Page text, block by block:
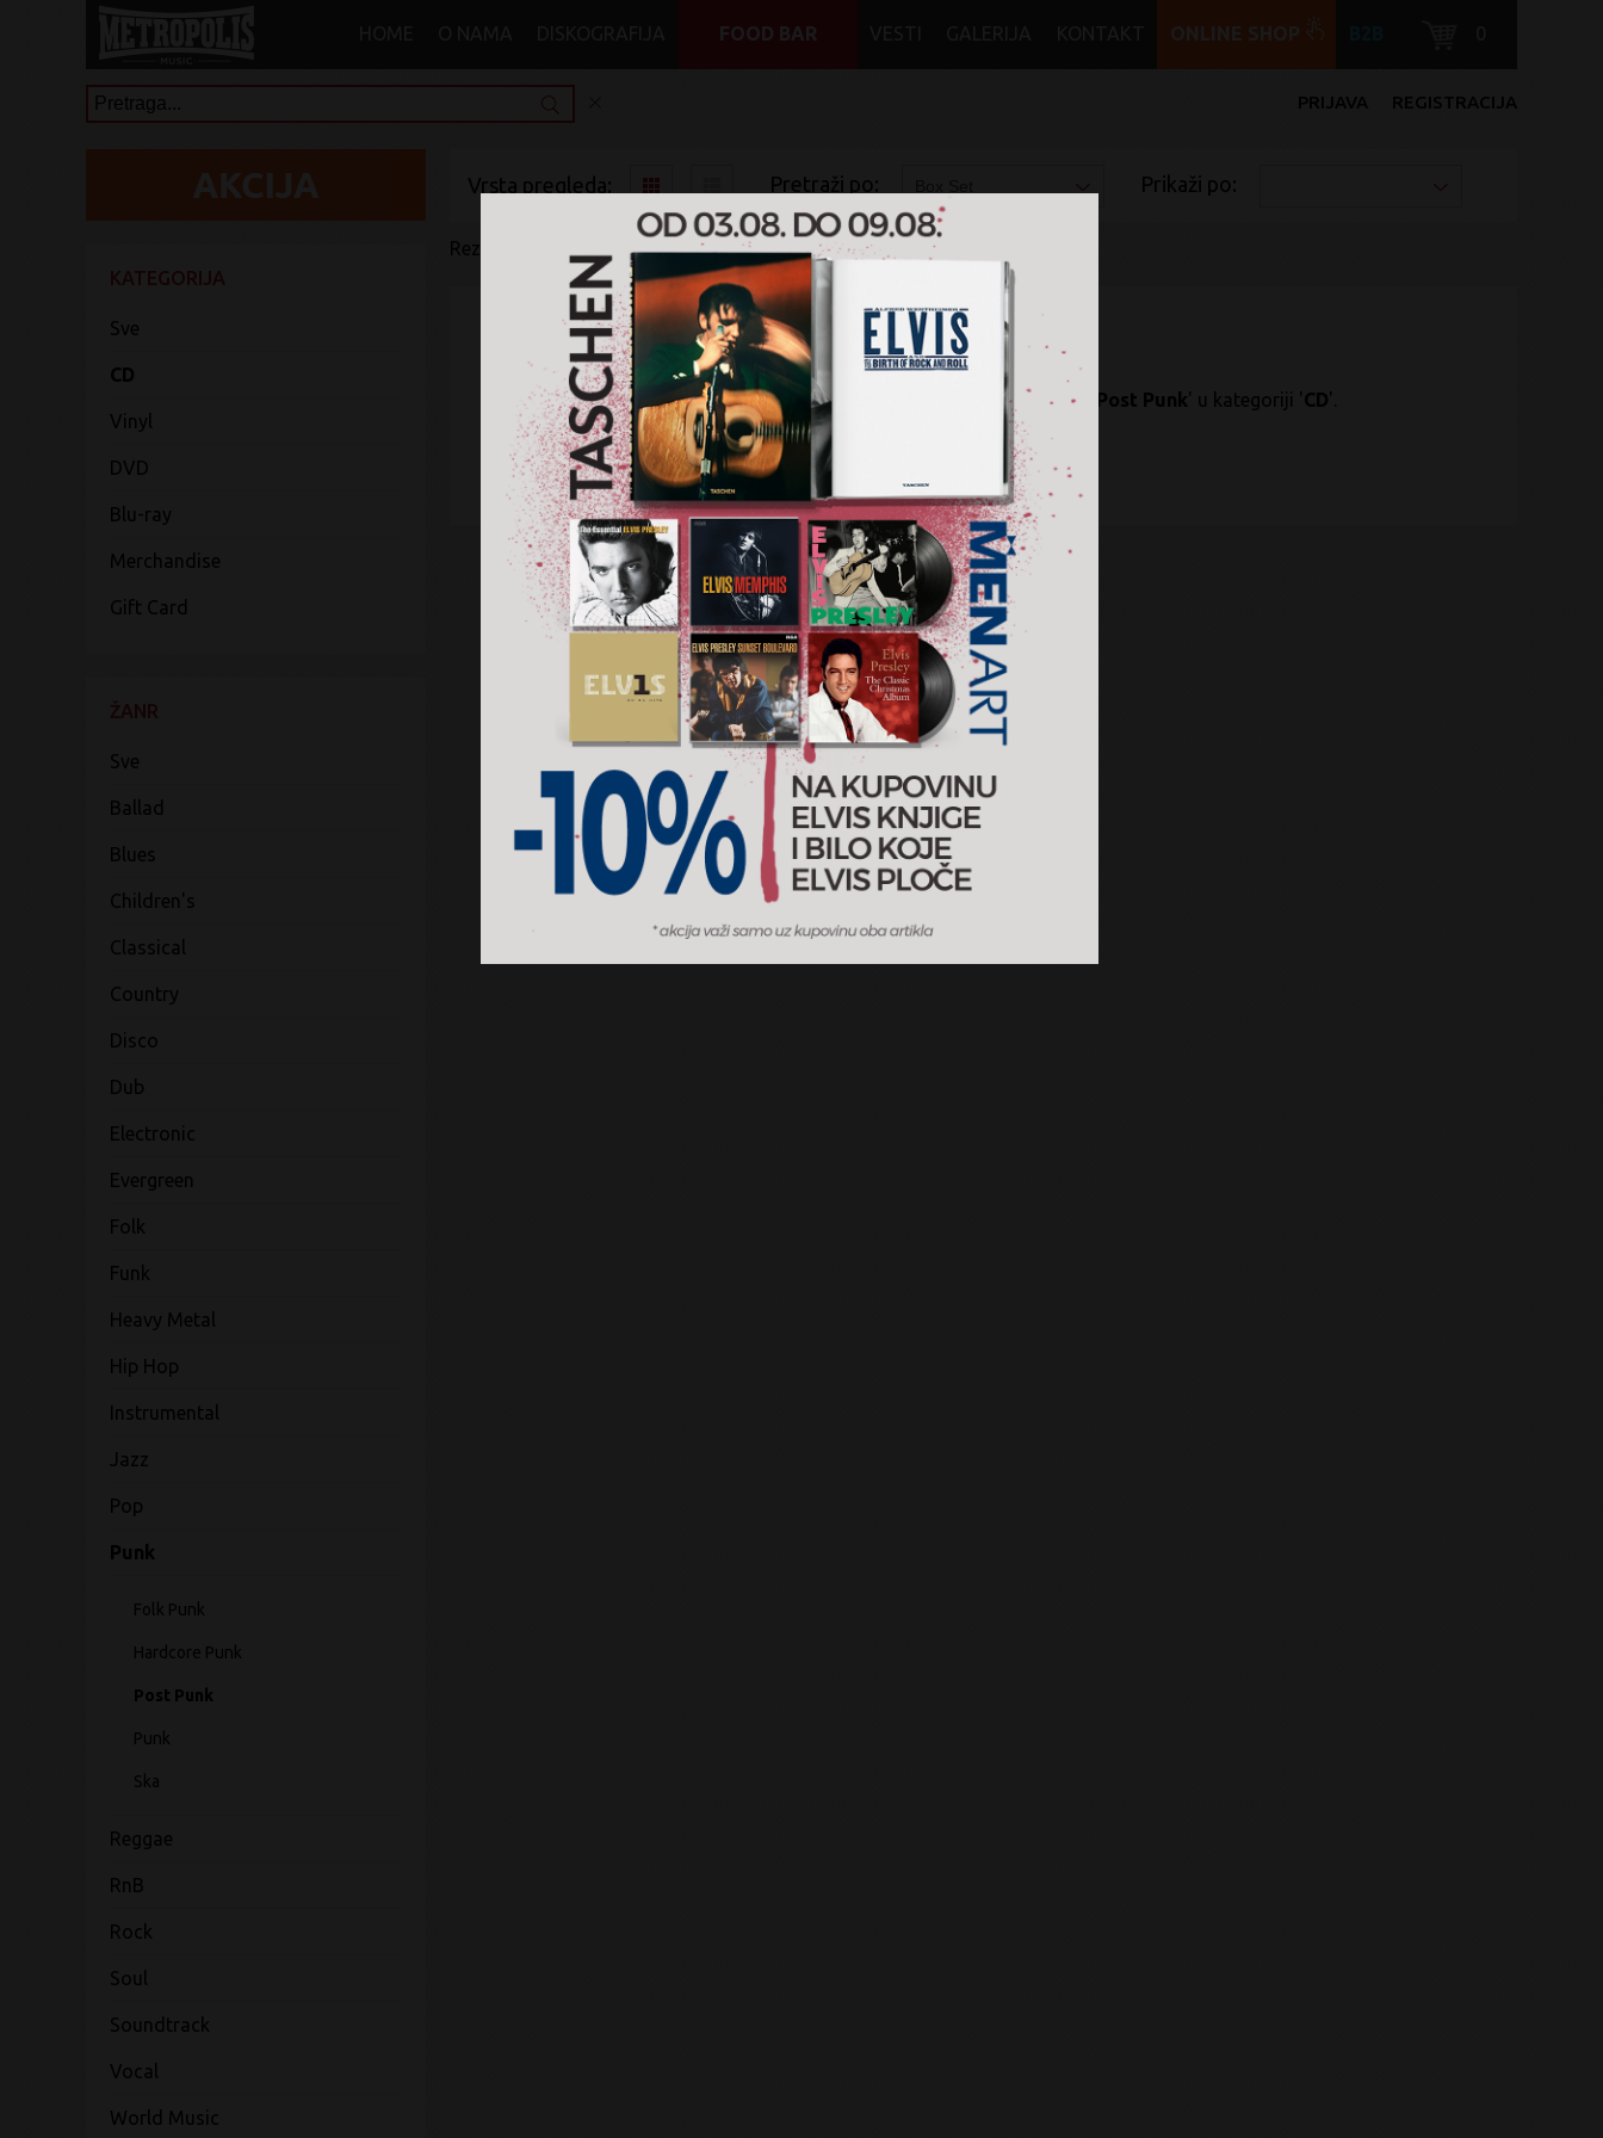
REGISTRACIJA
PRIJAVA
Sve
CD
Vinyl
DVD
Blu-ray
Merchandise
Gift Card
Sve
Ballad
Blues
Children's
Classical
Country
Disco
Dub
Electronic
Evergreen
Folk
Funk
Heavy Metal
Hip Hop
Instrumental
Jazz
Pop
Punk
Folk Punk
Hardcore Punk
Post Punk
Punk
Ska
Reggae
RnB
Rock
Soul
Soundtrack
Vocal
World Music
Vrsta pregleda: Pretraži po: Prikaži po:
Rezultati pretrage: Post Punk CD Box Set
Nije pronađen nijedanBox Set artikal u žanru ' Punk / Post Punk' u kategoriji 'CD'.